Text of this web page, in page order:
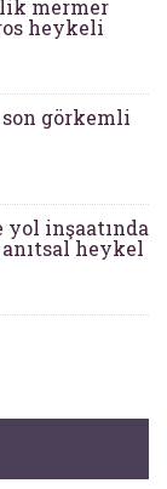
mermer
heykeli
görkemli
inşaatında
heykel